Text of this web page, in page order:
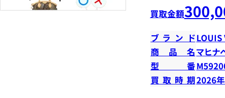
買取金額
ブランドLOUIS
商品名マヒナ
型番
買取時期2026